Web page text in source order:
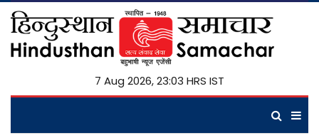
7 Aug 2026, 23:03 HRS IST